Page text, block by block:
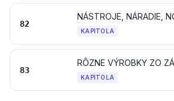
82
KAPITOLA
83
KAPITOLA